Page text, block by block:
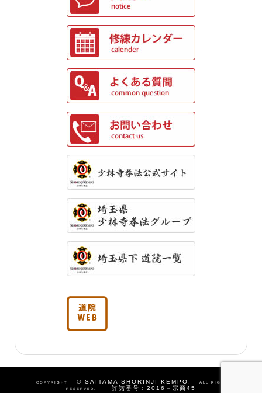
COPYRIGHT © SAITAMA SHORINJI KEMPO.
ALL RIGHTS
RESERVED.
許諾番号：2016－宗商45